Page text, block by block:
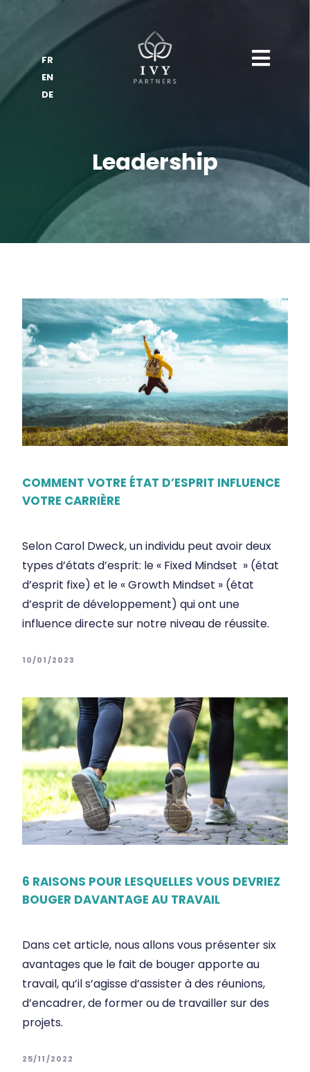
FR
EN
DE
Leadership
COMMENT VOTRE ÉTAT D’ESPRIT INFLUENCE
VOTRE CARRIÈRE
Selon Carol Dweck, un individu peut avoir deux
types d’états d’esprit: le « Fixed Mindset » (état
d’esprit fixe) et le « Growth Mindset » (état
d’esprit de développement) qui ont une
influence directe sur notre niveau de réussite.
10/01/2023
6 RAISONS POUR LESQUELLES VOUS DEVRIEZ
BOUGER DAVANTAGE AU TRAVAIL
Dans cet article, nous allons vous présenter six
avantages que le fait de bouger apporte au
travail, qu’il s’agisse d’assister à des réunions,
d’encadrer, de former ou de travailler sur des
projets.
25/11/2022